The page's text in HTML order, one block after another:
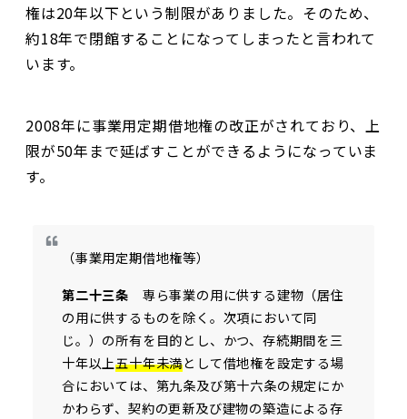
権は20年以下という制限がありました。そのため、
約18年で閉館することになってしまったと言われて
います。
2008年に事業用定期借地権の改正がされており、上
限が50年まで延ばすことができるようになっていま
す。
（事業用定期借地権等）
第二十三条 専ら事業の用に供する建物（居住
の用に供するものを除く。次項において同
じ。）の所有を目的とし、かつ、存続期間を三
十年以上五十年未満として借地権を設定する場
合においては、第九条及び第十六条の規定にか
かわらず、契約の更新及び建物の築造による存